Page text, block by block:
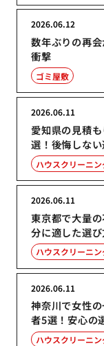
数年ぶりの再
衝撃
2026.06.12
ゴミ屋敷
愛知県の見積
選！後悔しな
2026.06.11
ハウスクリーニン
東京都で大量
分に適した選び
2026.06.11
ハウスクリーニン
神奈川で女性
者5選！安心の
2026.06.11
ハウスクリーニン